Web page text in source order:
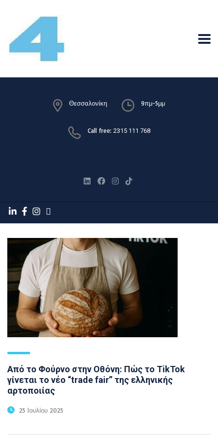
Θεσσαλονίκη 9πμ-5μμ
Call free: 2315 111 768
Από το Φούρνο στην Οθόνη: Πώς το TikTok
γίνεται το νέο “trade fair” της ελληνικής
αρτοποιίας
25 Ιουλίου 2025